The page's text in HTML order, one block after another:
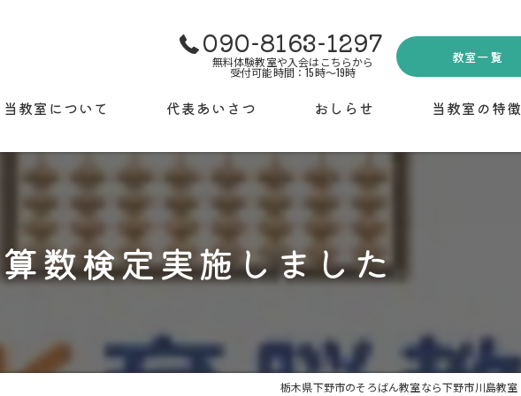
090-8163-1297
無料体験教室や入会はこちらから
受付可能時間：15時～19時
教室一覧
当教室について
用する教材について
定試験について
業料
代表あいさつ おしらせ
ギャラリー
よくある質問
当教室の特徴
初めて
算数検定実施しました
栃木県下野市のそろばん教室なら下野市川島教室